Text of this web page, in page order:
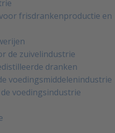
frisdrankenproductie en
de zuivelindustrie
dranken
voedingsmiddelenindustrie
voedingsindustrie